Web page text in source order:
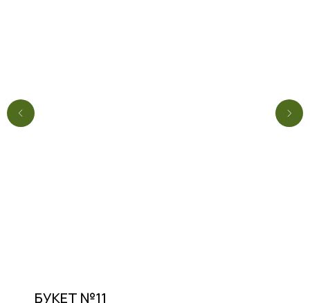
БУКЕТ №11